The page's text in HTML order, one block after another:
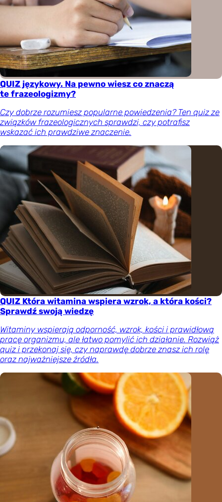
QUIZ językowy. Na pewno wiesz co znaczą
te frazeologizmy?
Czy dobrze rozumiesz popularne powiedzenia? Ten quiz ze
związków frazeologicznych sprawdzi, czy potrafisz
wskazać ich prawdziwe znaczenie.
QUIZ Która witamina wspiera wzrok, a która kości?
Sprawdź swoją wiedzę
Witaminy wspierają odporność, wzrok, kości i prawidłową
pracę organizmu, ale łatwo pomylić ich działanie. Rozwiąż
quiz i przekonaj się, czy naprawdę dobrze znasz ich rolę
oraz najważniejsze źródła.